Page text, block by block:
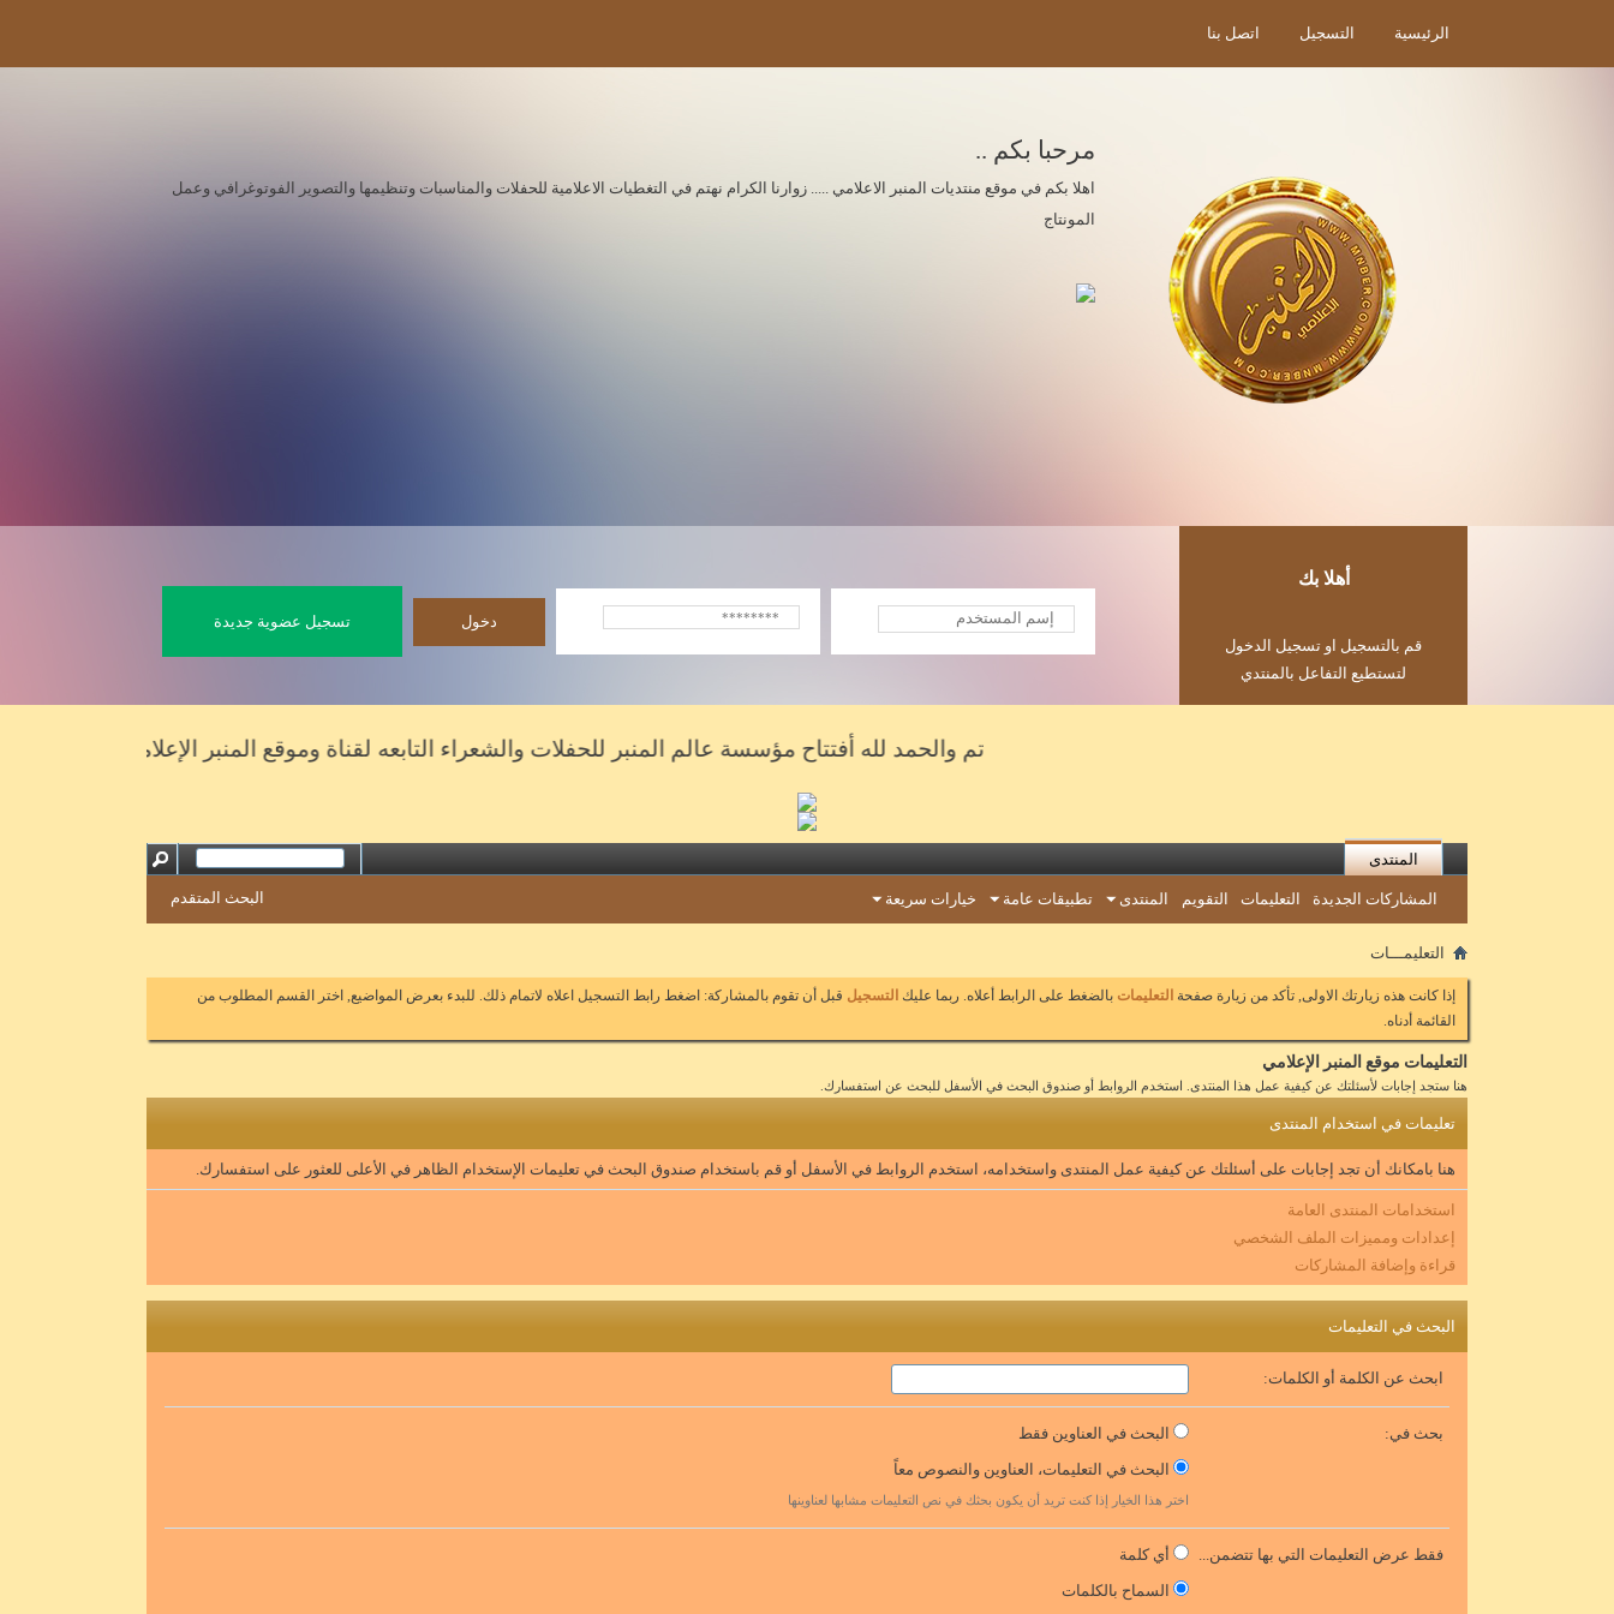
الرئيسية التسجيل اتصل بنا
مرحبا بكم ..
اهلا بكم في موقع منتديات المنبر الاعلامي ..... زوارنا الكرام نهتم في التغطيات الاعلامية للحفلات والمناسبات وتنظيمها والتصوير الفوتوغرافي وعمل
المونتاج
أهلا بك
قم بالتسجيل او تسجيل الدخول
لتستطيع التفاعل بالمنتدي
تسجيل عضوية جديدة
تم والحمد لله أفتتاح مؤسسة عالم المنبر للحفلات والشعراء التابعه لقناة وموقع المنبر الإعلامي
المنتدى
المشاركات الجديدة التعليمات التقويم المنتدى تطبيقات عامة خيارات سريعة البحث المتقدم
التعليمـــات
إذا كانت هذه زيارتك الاولى, تأكد من زيارة صفحة التعليمات بالضغط على الرابط أعلاه. ربما عليك التسجيل قبل أن تقوم بالمشاركة: اضغط رابط التسجيل اعلاه لاتمام ذلك. للبدء بعرض المواضيع, اختر القسم المطلوب من
القائمة أدناه.
التعليمات موقع المنبر الإعلامي
هنا ستجد إجابات لأسئلتك عن كيفية عمل هذا المنتدى. استخدم الروابط أو صندوق البحث في الأسفل للبحث عن استفسارك.
تعليمات في استخدام المنتدى
هنا بامكانك أن تجد إجابات على أسئلتك عن كيفية عمل المنتدى واستخدامه، استخدم الروابط في الأسفل أو قم باستخدام صندوق البحث في تعليمات الإستخدام الظاهر في الأعلى للعثور على استفسارك.
استخدامات المنتدى العامة
إعدادات ومميزات الملف الشخصي
قراءة وإضافة المشاركات
البحث في التعليمات
ابحث عن الكلمة أو الكلمات:
بحث في:
البحث في العناوين فقط
البحث في التعليمات، العناوين والنصوص معاً
اختر هذا الخيار إذا كنت تريد أن يكون بحثك في نص التعليمات مشابها لعناوينها
فقط عرض التعليمات التي بها تتضمن...
أي كلمة
السماح بالكلمات